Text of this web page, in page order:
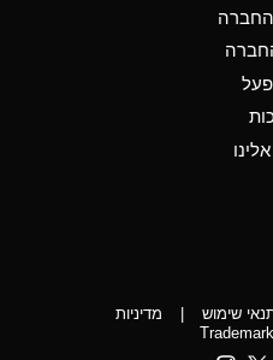
D
החברה
שימוש |
מדיניות